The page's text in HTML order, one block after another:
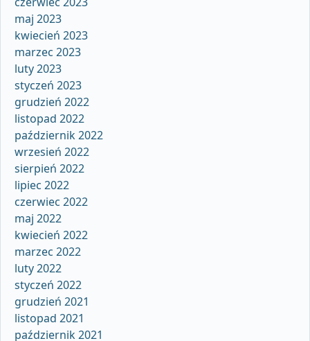
maj 2023
kwiecień 2023
marzec 2023
luty 2023
styczeń 2023
grudzień 2022
listopad 2022
październik 2022
wrzesień 2022
sierpień 2022
lipiec 2022
czerwiec 2022
maj 2022
kwiecień 2022
marzec 2022
luty 2022
styczeń 2022
grudzień 2021
listopad 2021
październik 2021